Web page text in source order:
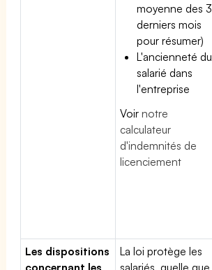
moyenne des 3
derniers mois
pour résumer)
L'ancienneté du
salarié dans
l'entreprise
Voirnotre
calculateur
d'indemnités de
licenciement
Les dispositions
concernant les
La loi protège les
salariés, quelle que